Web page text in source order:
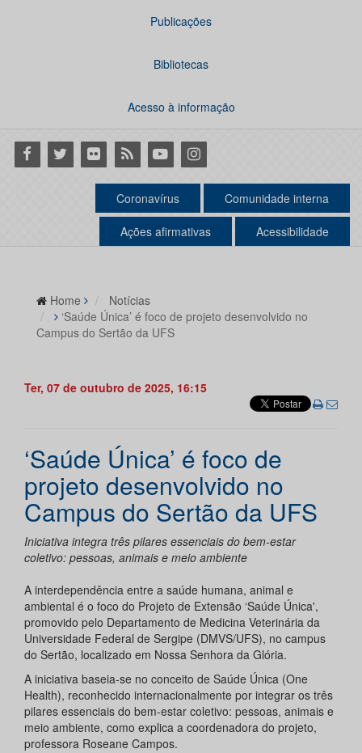
Publicações
Bibliotecas
Acesso à informação
Facebook
Twitter Flickr RSS YoutubeInstagram
Coronavírus Comunidade interna
Ações afirmativas Acessibilidade
Home
Notícias
‘Saúde Única’ é foco de projeto desenvolvido no
Campus do Sertão da UFS
Ter, 07 de outubro de 2025, 16:15
‘Saúde Única’ é foco de
projeto desenvolvido no
Campus do Sertão da UFS
Iniciativa integra três pilares essenciais do bem-estar
coletivo: pessoas, animais e meio ambiente
A interdependência entre a saúde humana, animal e
ambiental é o foco do Projeto de Extensão ‘Saúde Única',
promovido pelo Departamento de Medicina Veterinária da
Universidade Federal de Sergipe (DMVS/UFS), no campus
do Sertão, localizado em Nossa Senhora da Glória.
A iniciativa baseia-se no conceito de Saúde Única (One
Health), reconhecido internacionalmente por integrar os três
pilares essenciais do bem-estar coletivo: pessoas, animais e
meio ambiente, como explica a coordenadora do projeto,
professora Roseane Campos.